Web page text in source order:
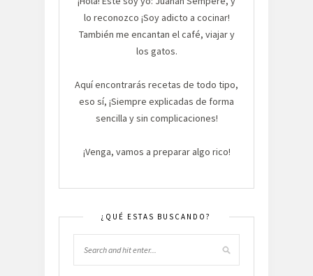
lo reconozco ¡Soy adicto a cocinar!
También me encantan el café, viajar y
los gatos.
Aquí encontrarás recetas de todo tipo,
eso sí, ¡Siempre explicadas de forma
sencilla y sin complicaciones!
¡Venga, vamos a preparar algo rico!
¿QUÉ ESTAS BUSCANDO?